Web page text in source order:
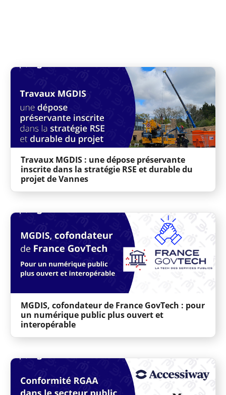
Travaux MGDIS : une dépose préservante
inscrite dans la stratégie RSE et durable du
projet de Vannes
MGDIS, cofondateur de France GovTech : pour
un numérique public plus ouvert et
interopérable